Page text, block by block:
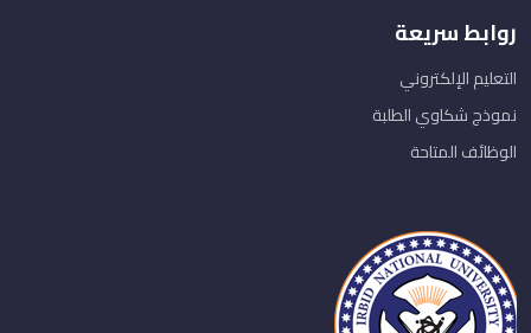
روابط سريعة
التعليم الإلكتروني
نموذج شكاوي الطلبة
الوظائف المتاحة